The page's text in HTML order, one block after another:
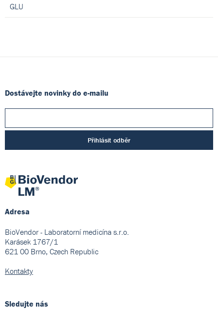
GLU
Dostávejte novinky do e-mailu
Přihlásit odběr
Adresa
BioVendor - Laboratorní medicína s.r.o.
Karásek 1767/1
621 00 Brno, Czech Republic
Kontakty
Sledujte nás